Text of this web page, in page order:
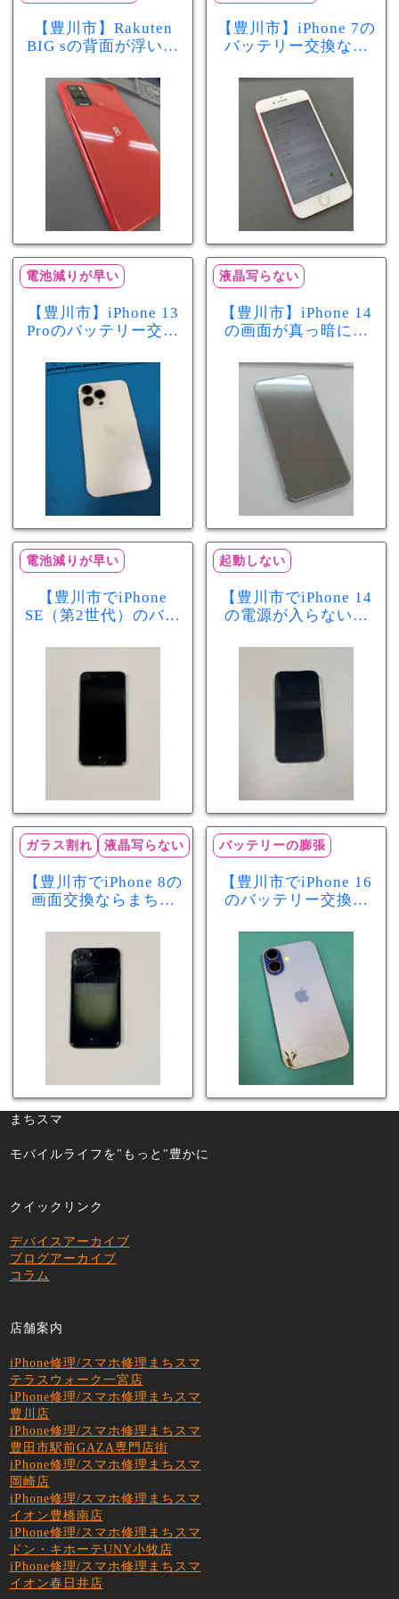
【豊川市】Rakuten
BIG sの背面が浮いて
リー膨張のサインか
もしれません！バッ
テリー交換修理事例
【豊川市】iPhone 7の
バッテリー交換なら
最大容量70％で電池
の減りが早い症状も
当日60分で改善
電池減りが早い
【豊川市】iPhone 13
Proのバッテリー交換
が早い症状も当日90
分で改善
液晶写らない
【豊川市】iPhone 14
の画面が真っ暗に…
修理！データそのま
まで復旧しました
電池減りが早い
【豊川市でiPhone
SE（第2世代）のバッ
スマ豊川店】電池の
減りが早い症状も当
起動しない
【豊川市でiPhone 14
の電源が入らない修
店】バッテリー交換
で復旧するケースも
あります！
ガラス割れ 液晶写らない
【豊川市でiPhone 8の
画面交換ならまちス
れ・液晶不良も当日
60分で修理可能！
バッテリーの膨張
【豊川市でiPhone 16
のバッテリー交換な
少し膨張したバッテ
リーも当日90分で安
心修理！
まちスマ
モバイルライフを"もっと"豊かに
クイックリンク
デバイスアーカイブ
ブログアーカイブ
コラム
店舗案内
iPhone修理/スマホ修理まちスマ
テラスウォーク一宮店
iPhone修理/スマホ修理まちスマ
豊川店
iPhone修理/スマホ修理まちスマ
豊田市駅前GAZA専門店街
iPhone修理/スマホ修理まちスマ
岡崎店
iPhone修理/スマホ修理まちスマ
イオン豊橋南店
iPhone修理/スマホ修理まちスマ
ドン・キホーテUNY小牧店
iPhone修理/スマホ修理まちスマ
イオン春日井店